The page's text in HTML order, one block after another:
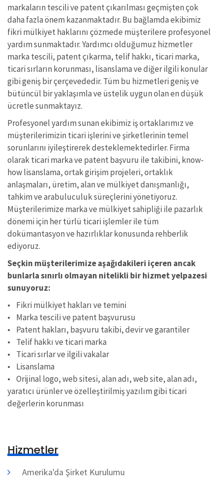
markaların tescili ve patent çıkarılması geçmişten çok
daha fazla önem kazanmaktadır. Bu bağlamda ekibimiz
fikri mülkiyet haklarını çözmede müşterilere profesyonel
yardım sunmaktadır. Yardımcı olduğumuz hizmetler
marka tescili, patent çıkarma, telif hakkı, ticari marka,
ticari sırların korunması, lisanslama ve diğer ilgili konular
gibi geniş bir çerçevededir. Tüm bu hizmetleri geniş ve
bütüncül bir yaklaşımla ve üstelik uygun olan en düşük
ücretle sunmaktayız.
Profesyonel yardım sunan ekibimiz iş ortaklarımız ve
müşterilerimizin ticari işlerini ve şirketlerinin temel
sorunlarını iyileştirerek desteklemektedirler. Firma
olarak ticari marka ve patent başvuru ile takibini, know-
how lisanslama, ortak girişim projeleri, ortaklık
anlaşmaları, üretim, alan ve mülkiyet danışmanlığı,
tahkim ve arabuluculuk süreçlerini yönetiyoruz.
Müşterilerimize marka ve mülkiyet sahipliği ile pazarlık
dönemi için her türlü ticari işlemler ile tüm
dokümantasyon ve hazırlıklar konusunda rehberlik
ediyoruz.
Seçkin müşterilerimize aşağıdakileri içeren ancak
bunlarla sınırlı olmayan nitelikli bir hizmet yelpazesi
sunuyoruz:
• Fikri mülkiyet hakları ve temini
• Marka tescili ve patent başvurusu
• Patent hakları, başvuru takibi, devir ve garantiler
• Telif hakkı ve ticari marka
• Ticari sırlar ve ilgili vakalar
• Lisanslama
• Orijinal logo, web sitesi, alan adı, web site, alan adı,
yaratıcı ürünler ve özelleştirilmiş yazılım gibi ticari
değerlerin korunması
Hizmetler
Amerika'da Şirket Kurulumu